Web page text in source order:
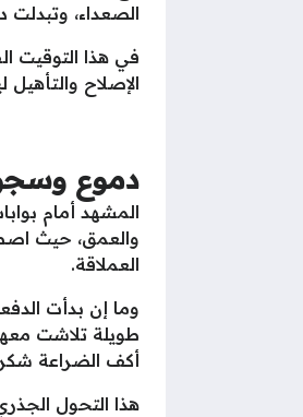
الصعداء،
في هذا التوقيت
الإصلاح
دموع
المشهد أمام
والعمق، حيث
العملاقة.
وما إن بدأت
طويلة تلاشت
أكف الضراعة